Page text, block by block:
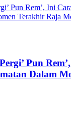
Pun
Dalam